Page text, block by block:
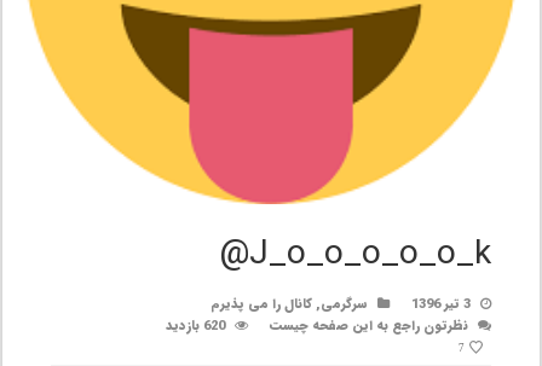
J_o_o_o_o_o_k@
3 تیر 1396 سرگرمی,کانال را می پذیرم
نظرتون راجع به این صفحه چیست
620 بازدید
7